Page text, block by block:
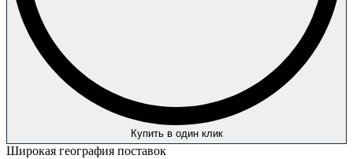
Купить в один клик
Широкая география поставок